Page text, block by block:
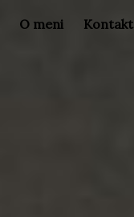
O meni Kontakt